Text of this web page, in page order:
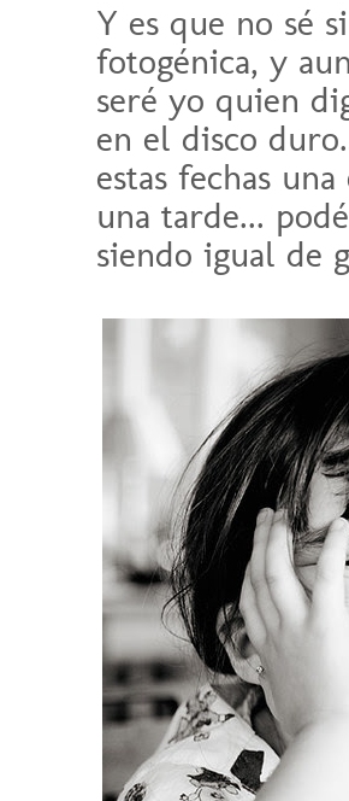
Y es que no sé
fotogénica, y
seré yo quien
en el disco
estas fechas
una tarde...
siendo igual de